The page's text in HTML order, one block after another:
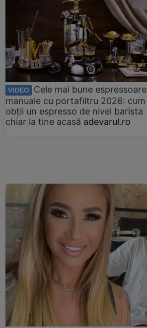
VIDEO
Cele mai bune espressoare
manuale cu portafiltru 2026: cum
obții un espresso de nivel barista
chiar la tine acasă adevarul.ro